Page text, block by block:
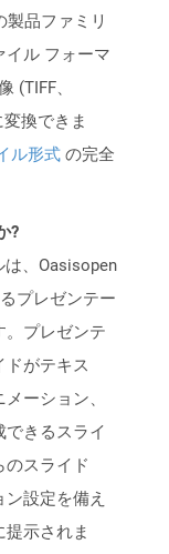
品ファミリ
イル フォーマ
(TIFF、
換できま
ル形式 の完全
?
、Oasisopen
プレゼンテー
。プレゼンテ
ドがテキス
ーション、
できるスライ
のスライド
設定を備え
示されま